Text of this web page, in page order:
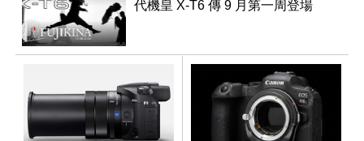
代機皇 X-T6 傳 9 月第一周登場